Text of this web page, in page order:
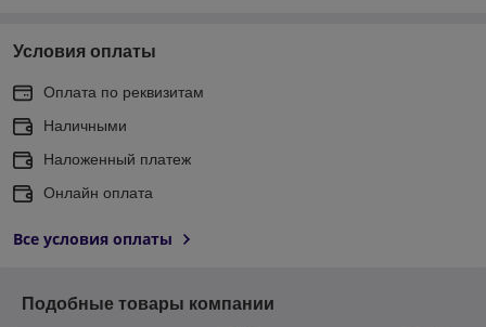
Условия оплаты
Оплата по реквизитам
Наличными
Наложенный платеж
Онлайн оплата
Все условия оплаты
Подобные товары компании